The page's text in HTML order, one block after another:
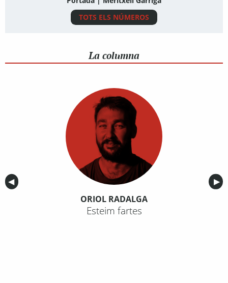
TOTS ELS NÚMEROS
La columna
Anterior
◀︎ ▶︎
ORIOL RADALGA
Esteim fartes